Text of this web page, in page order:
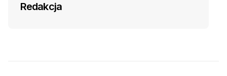
Redakcja